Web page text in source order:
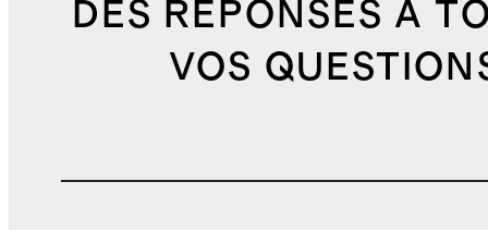
DES RÉPONSES À
VOS